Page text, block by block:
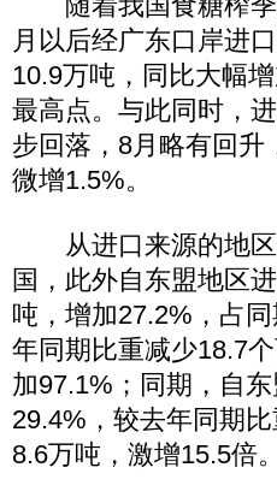
月以后经广东口岸进
10.9万吨，同比大幅
最高点。与此同时，
步回落，8月略有回升
微增1.5%。
从进口来源的地区
国，此外自东盟地区
吨，增加27.2%，占
年同期比重减少18.7
加97.1%；同期，自
29.4%，较去年同期
8.6万吨，激增15.5倍。